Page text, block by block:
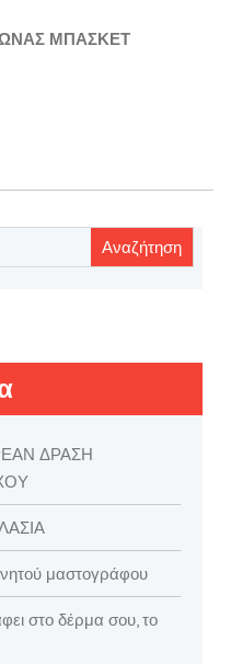
ΜΠΑΣΚΕΤ
ΔΡΑΣΗ
μαστογράφου
στο δέρμα σου, το